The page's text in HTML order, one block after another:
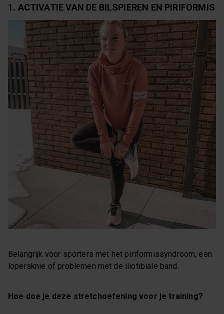
1. ACTIVATIE VAN DE BILSPIEREN EN PIRIFORMIS
Belangrijk voor sporters met het piriformissyndroom, een
lopersknie of problemen met de iliotibiale band.
Hoe doe je deze stretchoefening voor je training?